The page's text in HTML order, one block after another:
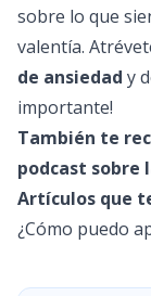
sobre lo que
valentía.
de ansiedad y
importante!
También te
podcast sobre
Artículos que
¿Cómo puedo